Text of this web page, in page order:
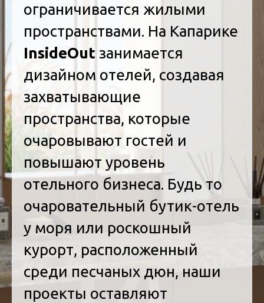
ограничивается жилыми
пространствами. На Капарике
InsideOut занимается
дизайном отелей, создавая
захватывающие
пространства, которые
очаровывают гостей и
повышают уровень
отельного бизнеса. Будь то
очаровательный бутик-отель
у моря или роскошный
курорт, расположенный
среди песчаных дюн, наши
проекты оставляют